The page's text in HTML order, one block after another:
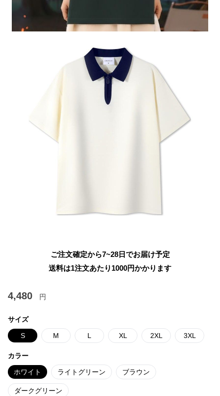
ご注文確定から7~28日でお届け予定
送料は1注文あたり 1000円かかります
4,480 円
サイズ
S M L XL 2XL 3XL
カラー
ホワイト ライトグリーン ブラウン
ダークグリーン